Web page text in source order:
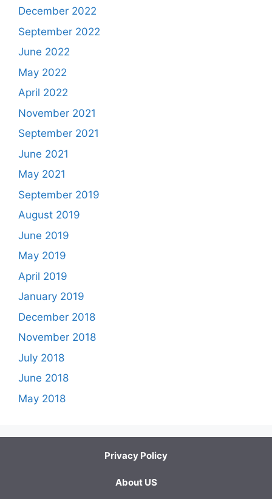
December 2022
September 2022
June 2022
May 2022
April 2022
November 2021
September 2021
June 2021
May 2021
September 2019
August 2019
June 2019
May 2019
April 2019
January 2019
December 2018
November 2018
July 2018
June 2018
May 2018
Privacy Policy
About US